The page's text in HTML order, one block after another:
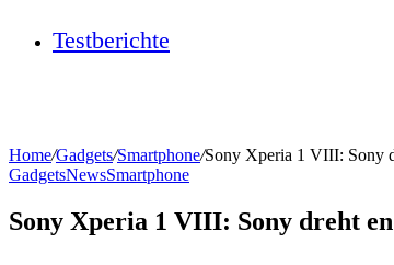
Testberichte
Home/Gadgets/Smartphone/Sony Xperia 1 VIII: Sony
GadgetsNewsSmartphone
Sony Xperia 1 VIII: Sony dreht